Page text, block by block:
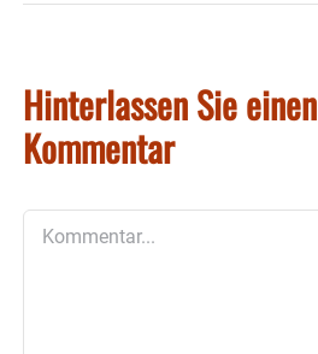
Hinterlassen Sie einen
Kommentar